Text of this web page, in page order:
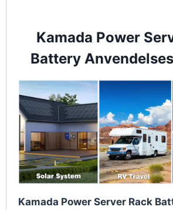
Kamada Power
Battery
Kamada Power Server Rack